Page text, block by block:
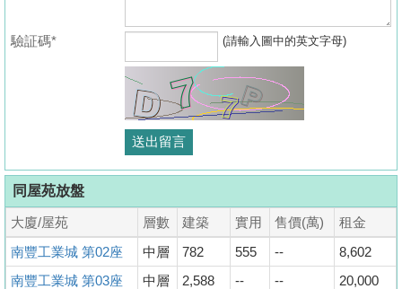
驗証碼* (請輸入圖中的英文字母)
同屋苑放盤
大廈/屋苑 層數 建築 實用 售價(萬)
租金
南豐工業城 第02座
中層 782 555 --
8,602
南豐工業城 第03座
中層 2,588 -- --
20,000